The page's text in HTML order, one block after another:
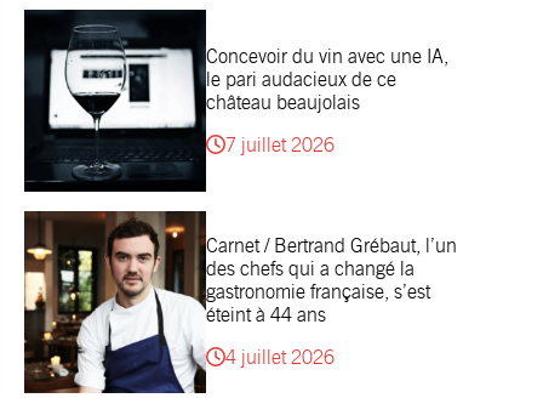
Concevoir du vin avec une IA,
le pari audacieux de ce
château beaujolais
7 juillet 2026
Carnet / Bertrand Grébaut, l’un
des chefs qui a changé la
gastronomie française, s’est
éteint à 44 ans
4 juillet 2026